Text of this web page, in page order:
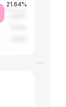
21.64%